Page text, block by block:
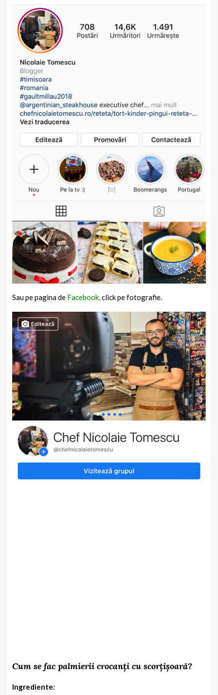
Sau pe pagina de Facebook,click pe fotografie.
Cum se fac palmierii crocanți cu scorțișoară?
Ingrediente: